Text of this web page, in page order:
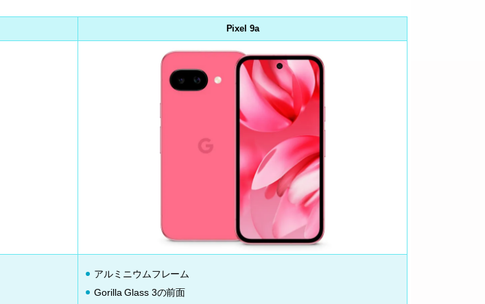
Pixel 9a
アルミニウムフレーム
Gorilla Glass 3の前面